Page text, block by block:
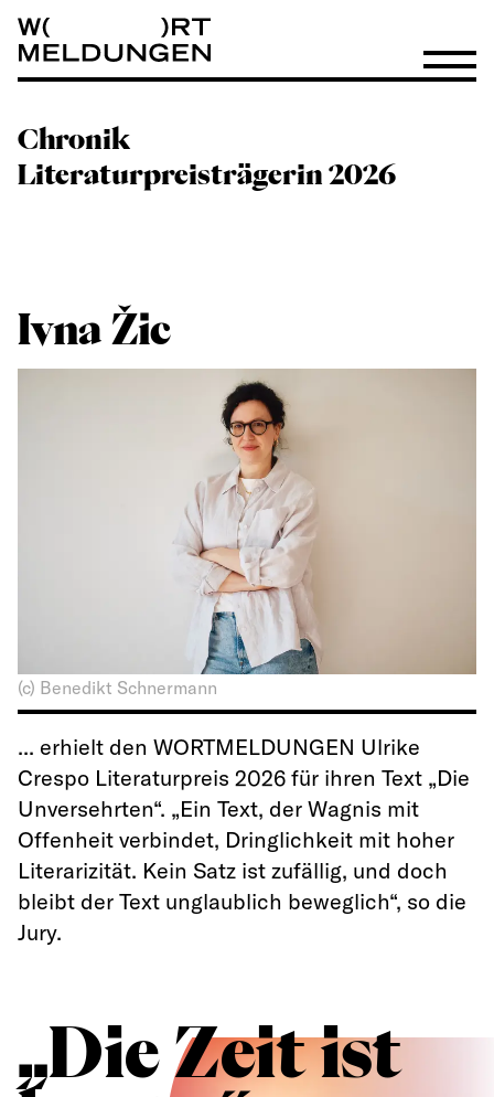
Wortmeldungen
Chronik
Literaturpreisträgerin 2026
Ivna Žic
(c) Benedikt Schnermann
... erhielt den WORTMELDUNGEN Ulrike
Crespo Literaturpreis 2026 für ihren Text „Die
Unversehrten“. „Ein Text, der Wagnis mit
Offenheit verbindet, Dringlichkeit mit hoher
Literarizität. Kein Satz ist zufällig, und doch
bleibt der Text unglaublich beweglich“, so die
Jury.
„Die Zeit ist